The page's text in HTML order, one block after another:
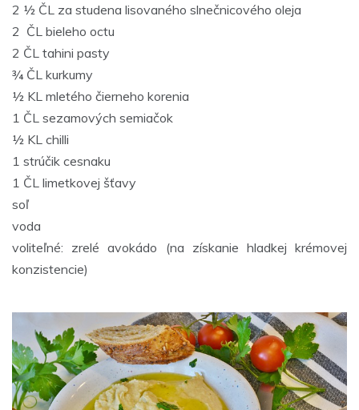
2 ½ ČL za studena lisovaného slnečnicového oleja
2 ČL bieleho octu
2 ČL tahini pasty
¾ ČL kurkumy
½ KL mletého čierneho korenia
1 ČL sezamových semiačok
½ KL chilli
1 strúčik cesnaku
1 ČL limetkovej šťavy
soľ
voda
voliteľné: zrelé avokádo (na získanie hladkej krémovej
konzistencie)